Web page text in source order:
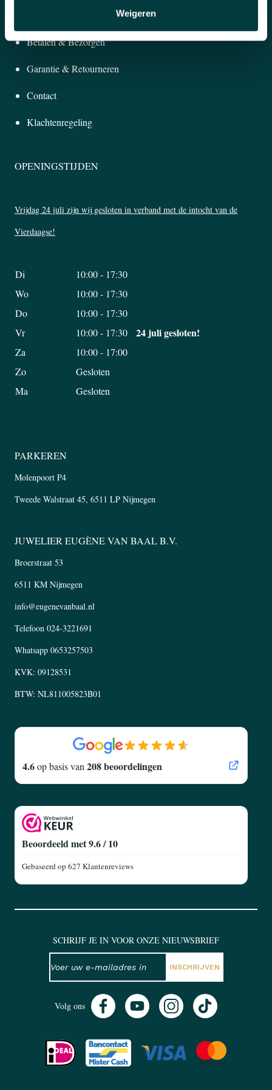
Weigeren
Betalen & Bezorgen
Garantie & Retourneren
Contact
Klachtenregeling
OPENINGSTIJDEN
Vrijdag 24 juli zijn wij gesloten in verband met de intocht van de
Vierdaagse!
Di
10:00 - 17:30
Wo
10:00 - 17:30
Do
10:00 - 17:30
Vr
10:00 - 17:30 24 juli gesloten!
Za
10:00 - 17:00
Zo
Gesloten
Ma
Gesloten
PARKEREN
Molenpoort P4
Tweede Walstraat 45, 6511 LP Nijmegen
JUWELIER EUGÈNE VAN BAAL B.V.
Broerstraat 53
6511 KM Nijmegen
info@eugenevanbaal.nl
Telefoon 024-3221691
Whatsapp 0653257503
KVK: 09128531
BTW: NL811005823B01
4.6op basis van 208 beoordelingen
Beoordeeld met 9.6 / 10
Gebaseerd op 627 Klantenreviews
SCHRIJF JE IN VOOR ONZE NIEUWSBRIEF
INSCHRIJVEN
Volg ons